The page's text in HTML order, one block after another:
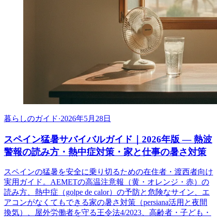
暮らしのガイド·2026年5月28日
スペイン猛暑サバイバルガイド｜2026年版 ― 熱波
警報の読み方・熱中症対策・家と仕事の暑さ対策
スペインの猛暑を安全に乗り切るための在住者・渡西者向け
実用ガイド。AEMETの高温注意報（黄・オレンジ・赤）の
読み方、熱中症（golpe de calor）の予防と危険なサイン、エ
アコンがなくてもできる家の暑さ対策（persiana活用と夜間
換気）、屋外労働者を守る王令法4/2023、高齢者・子ども・